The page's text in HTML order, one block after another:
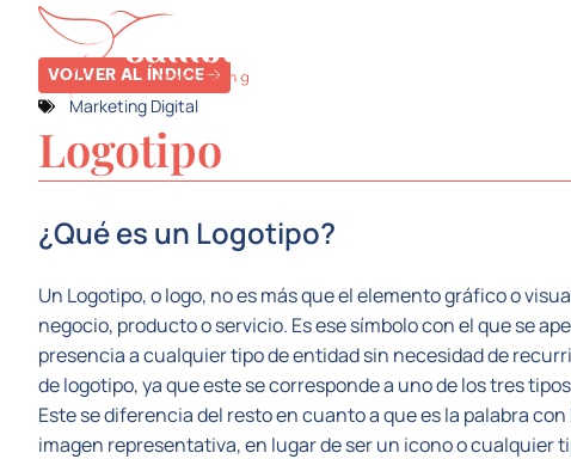
VOLVER AL ÍNDICE
Marketing Digital
Logotipo
¿Qué es un Logotipo?
Un Logotipo, o logo, no es más que el elemento gráfico o
negocio, producto o servicio. Es ese símbolo con el que se
presencia a cualquier tipo de entidad sin necesidad de
de logotipo, ya que este se corresponde a uno de los tres
Este se diferencia del resto en cuanto a que es la palabra
imagen representativa, en lugar de ser un icono o cualquier